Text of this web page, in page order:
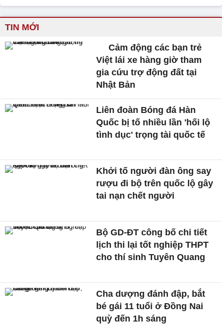
TIN MỚI
Cảm động các bạn trẻ
Việt lái xe hàng giờ tham
gia cứu trợ động đất tại
Nhật Bản
Liên đoàn Bóng đá Hàn
Quốc bị tố nhiều lần 'hối lộ
tình dục' trọng tài quốc tế
Khởi tố người đàn ông say
rượu đi bộ trên quốc lộ gây
tai nạn chết người
Bộ GD-ĐT công bố chi tiết
lịch thi lại tốt nghiệp THPT
cho thí sinh Tuyên Quang
Cha dượng đánh đập, bắt
bé gái 11 tuổi ở Đồng Nai
quỳ đến 1h sáng